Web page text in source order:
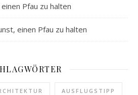
Pfau zu halten
einen Pfau zu halten
AUSFLUGSTIPP